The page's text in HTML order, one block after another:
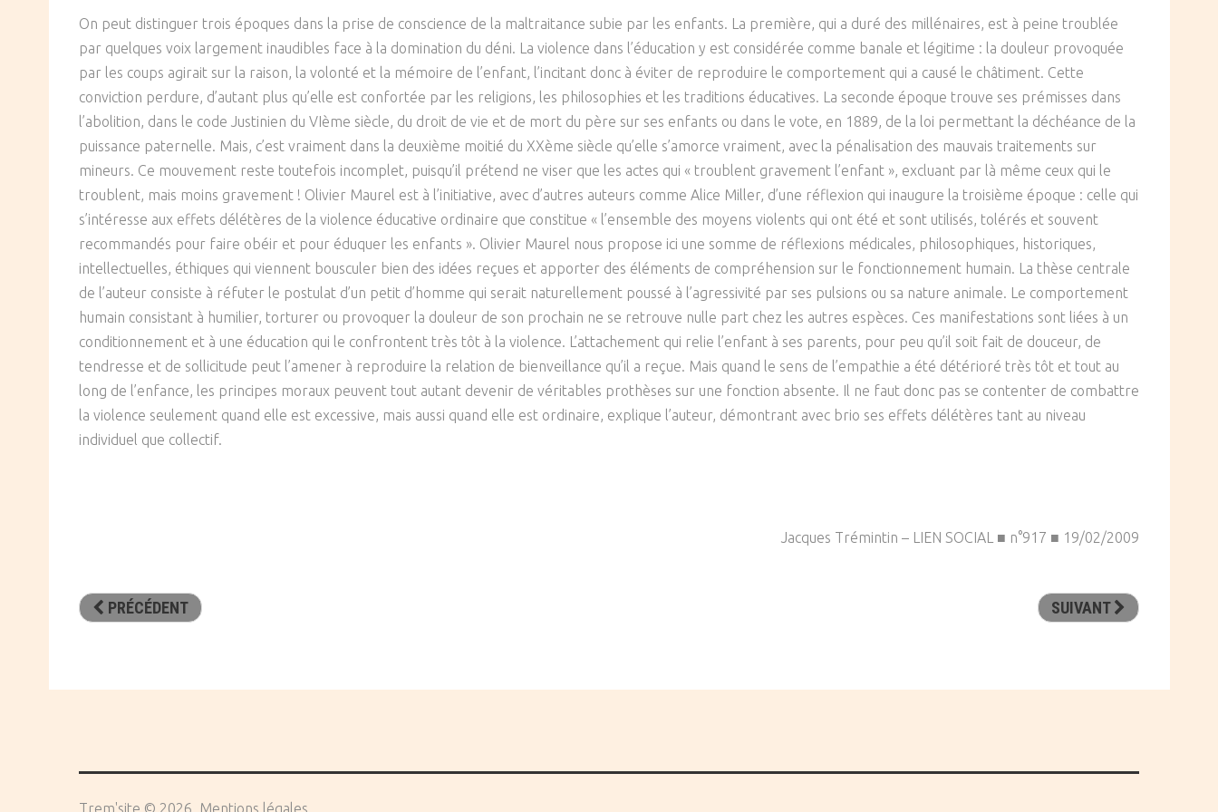
Violence / Maltraitance
Agression Sexuelle
Délinquance
Banlieue
Protection De L'enfance
Accueil – Placement
Psychiatrie
Psychologie
Sexualité
Sociologie
SOCIÉTÉ
Économie / Emploi
Justice
Politique
Religion
Scolarité
CULTURE
Romans / Médias
On peut distinguer trois époques dans la prise de conscience de la maltraitance subie par les enfants. La première, qui a duré des millénaires, est à peine troublée
par quelques voix largement inaudibles face à la domination du déni. La violence dans l’éducation y est considérée comme banale et légitime : la douleur provoquée
par les coups agirait sur la raison, la volonté et la mémoire de l’enfant, l’incitant donc à éviter de reproduire le comportement qui a causé le châtiment. Cette
conviction perdure, d’autant plus qu’elle est confortée par les religions, les philosophies et les traditions éducatives. La seconde époque trouve ses prémisses dans
l’abolition, dans le code Justinien du VIème siècle, du droit de vie et de mort du père sur ses enfants ou dans le vote, en 1889, de la loi permettant la déchéance de la
puissance paternelle. Mais, c’est vraiment dans la deuxième moitié du XXème siècle qu’elle s’amorce vraiment, avec la pénalisation des mauvais traitements sur
mineurs. Ce mouvement reste toutefois incomplet, puisqu’il prétend ne viser que les actes qui « troublent gravement l’enfant », excluant par là même ceux qui le
troublent, mais moins gravement ! Olivier Maurel est à l’initiative, avec d’autres auteurs comme Alice Miller, d’une réflexion qui inaugure la troisième époque : celle qui
s’intéresse aux effets délétères de la violence éducative ordinaire que constitue « l’ensemble des moyens violents qui ont été et sont utilisés, tolérés et souvent
recommandés pour faire obéir et pour éduquer les enfants ». Olivier Maurel nous propose ici une somme de réflexions médicales, philosophiques, historiques,
intellectuelles, éthiques qui viennent bousculer bien des idées reçues et apporter des éléments de compréhension sur le fonctionnement humain. La thèse centrale
de l’auteur consiste à réfuter le postulat d’un petit d’homme qui serait naturellement poussé à l’agressivité par ses pulsions ou sa nature animale. Le comportement
humain consistant à humilier, torturer ou provoquer la douleur de son prochain ne se retrouve nulle part chez les autres espèces. Ces manifestations sont liées à un
conditionnement et à une éducation qui le confrontent très tôt à la violence. L’attachement qui relie l’enfant à ses parents, pour peu qu’il soit fait de douceur, de
tendresse et de sollicitude peut l’amener à reproduire la relation de bienveillance qu’il a reçue. Mais quand le sens de l’empathie a été détérioré très tôt et tout au
long de l’enfance, les principes moraux peuvent tout autant devenir de véritables prothèses sur une fonction absente. Il ne faut donc pas se contenter de combattre
la violence seulement quand elle est excessive, mais aussi quand elle est ordinaire, explique l’auteur, démontrant avec brio ses effets délétères tant au niveau
individuel que collectif.
Jacques Trémintin – LIEN SOCIAL ■ n°917 ■ 19/02/2009
PRÉCÉDENT SUIVANT
Trem'site © 2026 Mentions légales